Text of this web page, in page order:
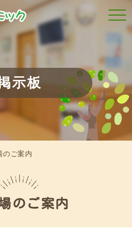
示板
のご案内
のご案内